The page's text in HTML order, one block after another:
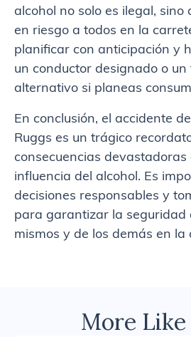
alcohol no solo es ilegal, sino
en riesgo a todos en la
planificar con anticipación y
un conductor designado o
alternativo si planeas
En conclusión, el accidente
Ruggs es un trágico
consecuencias
influencia del alcohol. Es
decisiones responsables y
para garantizar la seguridad
mismos y de los demás en la
More